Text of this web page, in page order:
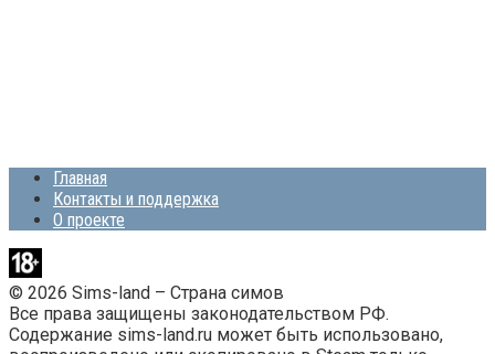
Главная
Контакты и поддержка
О проекте
© 2026 Sims-land – Страна симов
Все права защищены законодательством РФ.
Содержание sims-land.ru может быть использовано,